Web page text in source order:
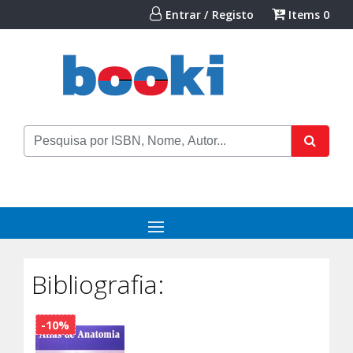
Entrar / Registo Items 0
Bibliografia:
-10%